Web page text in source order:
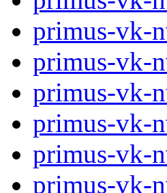
primus-vk-
primus-vk-
primus-vk-
primus-vk-
primus-vk-
primus-vk-